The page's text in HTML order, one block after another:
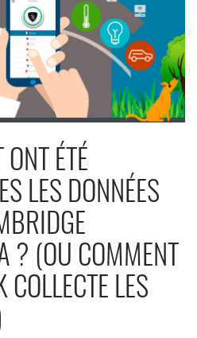
ÉTÉ
LES DONNÉES
? (OU COMMENT
COLLECTE LES